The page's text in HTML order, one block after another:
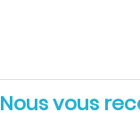
Nous vous